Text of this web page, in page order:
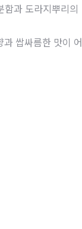
과 도라지뿌리의
쌉싸름한 맛이 어